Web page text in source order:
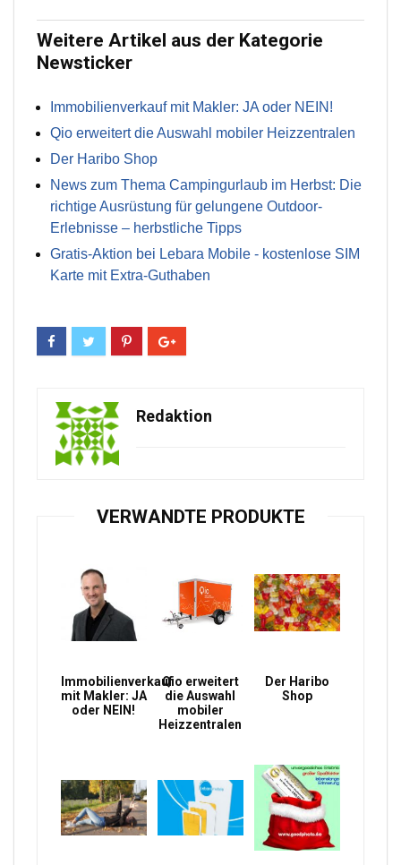
Weitere Artikel aus der Kategorie
Newsticker
Immobilienverkauf mit Makler: JA oder NEIN!
Qio erweitert die Auswahl mobiler Heizzentralen
Der Haribo Shop
News zum Thema Campingurlaub im Herbst: Die
richtige Ausrüstung für gelungene Outdoor-
Erlebnisse – herbstliche Tipps
Gratis-Aktion bei Lebara Mobile - kostenlose SIM
Karte mit Extra-Guthaben
Redaktion
VERWANDTE PRODUKTE
Immobilienverkauf
mit Makler: JA
oder NEIN!
Qio erweitert
die Auswahl
mobiler
Heizzentralen
Der Haribo
Shop